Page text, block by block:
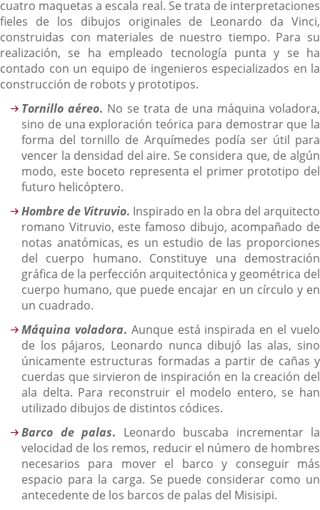
cuatro maquetas a escala real. Se trata de interpretaciones
fieles de los dibujos originales de Leonardo da Vinci,
construidas con materiales de nuestro tiempo. Para su
realización, se ha empleado tecnología punta y se ha
contado con un equipo de ingenieros especializados en la
construcción de robots y prototipos.
Tornillo aéreo. No se trata de una máquina voladora,
sino de una exploración teórica para demostrar que la
forma del tornillo de Arquímedes podía ser útil para
vencer la densidad del aire. Se considera que, de algún
modo, este boceto representa el primer prototipo del
futuro helicóptero.
Hombre de Vitruvio. Inspirado en la obra del arquitecto
romano Vitruvio, este famoso dibujo, acompañado de
notas anatómicas, es un estudio de las proporciones
del cuerpo humano. Constituye una demostración
gráfica de la perfección arquitectónica y geométrica del
cuerpo humano, que puede encajar en un círculo y en
un cuadrado.
Máquina voladora. Aunque está inspirada en el vuelo
de los pájaros, Leonardo nunca dibujó las alas, sino
únicamente estructuras formadas a partir de cañas y
cuerdas que sirvieron de inspiración en la creación del
ala delta. Para reconstruir el modelo entero, se han
utilizado dibujos de distintos códices.
Barco de palas. Leonardo buscaba incrementar la
velocidad de los remos, reducir el número de hombres
necesarios para mover el barco y conseguir más
espacio para la carga. Se puede considerar como un
antecedente de los barcos de palas del Misisipi.